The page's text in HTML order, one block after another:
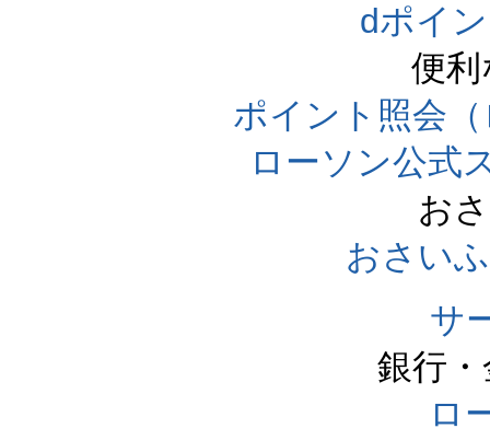
dポイ
便
ポイント照会
ローソン公式
お
おさい
サ
銀行
ロ